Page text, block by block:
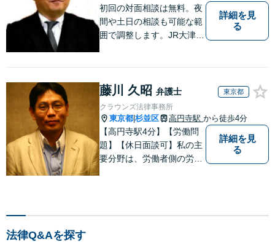
初回の対面相談は無料。夜
間や土日の相談も可能な範
囲で調整します。JR大津駅
す。 【滋賀県２位 弁護士
ドットコムランキング（20
24年7月-2026年7月現
在）】
詳細を見
る
藤川 久昭 弁護士 東京都
クラウンズ法律事務所
東京都 杉並区 高円寺駅 から徒歩4分
【高円寺駅4分】【労働問
題】【休日面談可】私の主
要分野は、労働者側の労働
詳細を見
る
法律Q&Aを探す